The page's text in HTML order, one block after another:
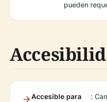
pueden
Accesible para
: